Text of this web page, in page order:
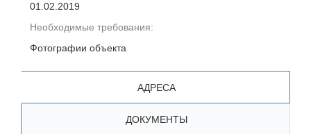
01.02.2019
Необходимые требования:
Фотографии объекта
АДРЕСА
ДОКУМЕНТЫ